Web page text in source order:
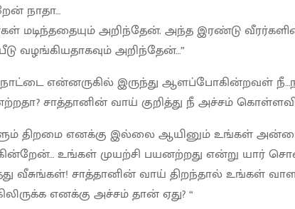
நாதா…
மடிந்ததையும் அறிந்தேன். அந்த இரண்டு
வழங்கியதாகவும் அறிந்தேன்…”
என்னருகில் இருந்து ஆளப்போகின்றவள்
சாத்தானின் வாய் குறித்து நீ அச்சம்
திறமை எனக்கு இல்லை ஆயினும் உங்கள்
உங்கள் முயற்சி பயனற்றது என்று யார்
வீசுங்கள்! சாத்தானின் வாய் திறந்தால் உங்கள்
எனக்கு அச்சம் தான் ஏது? “